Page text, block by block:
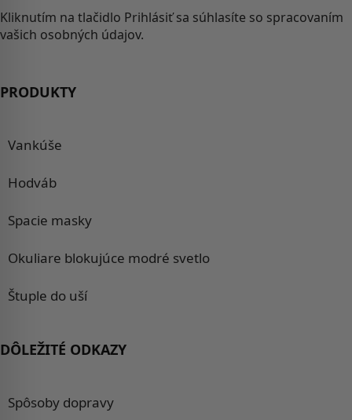
Kliknutím na tlačidlo Prihlásiť sa súhlasíte so spracovaním
vašich osobných údajov.
PRODUKTY
Vankúše
Hodváb
Spacie masky
Okuliare blokujúce modré svetlo
Štuple do uší
DÔLEŽITÉ ODKAZY
Spôsoby dopravy